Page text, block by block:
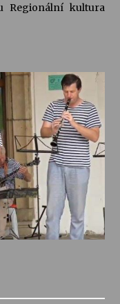
V Želivě ožije
Regionální kultura